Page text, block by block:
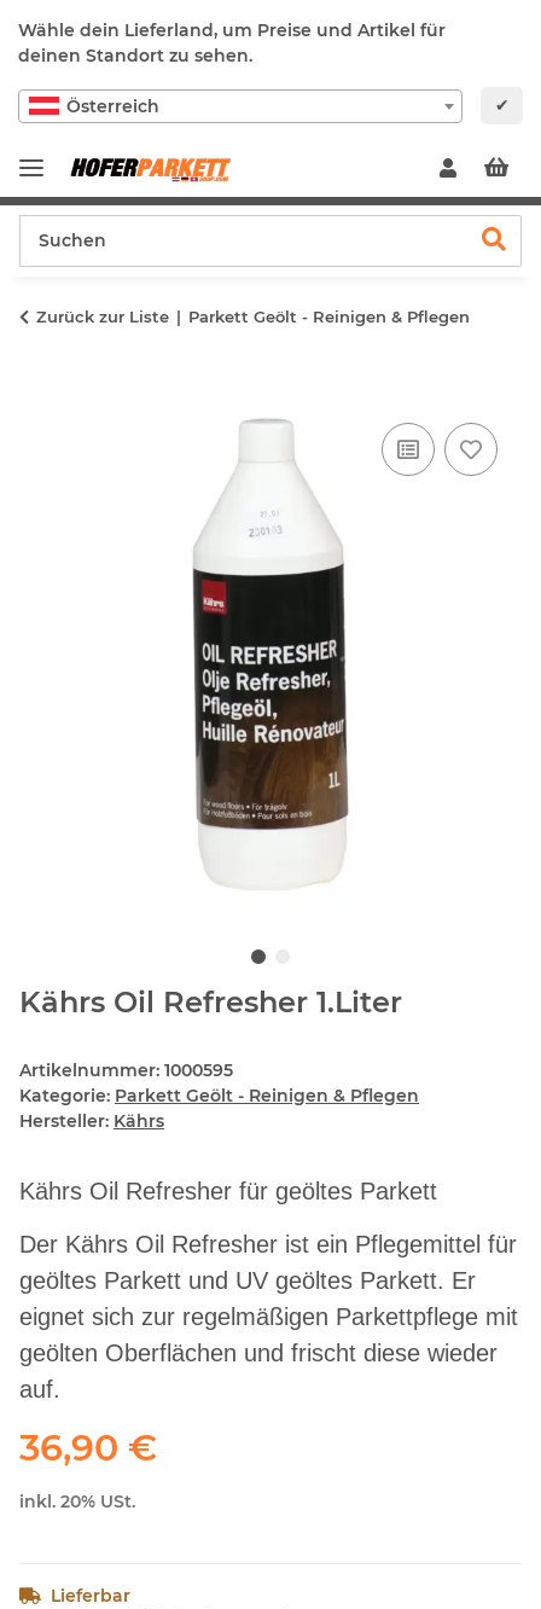
Wähle dein Lieferland, um Preise und Artikel für
deinen Standort zu sehen.
Österreich ✔
Zurück zur Liste Parkett Geölt - Reinigen & Pflegen
Kährs Oil Refresher 1.Liter
Artikelnummer: 1000595
Kategorie: Parkett Geölt - Reinigen & Pflegen
Hersteller: Kährs
Kährs Oil Refresher für geöltes Parkett
Der Kährs Oil Refresher ist ein Pflegemittel für
geöltes Parkett und UV geöltes Parkett. Er
eignet sich zur regelmäßigen Parkettpflege mit
geölten Oberflächen und frischt diese wieder
auf.
36,90 €
inkl. 20% USt.
Lieferbar